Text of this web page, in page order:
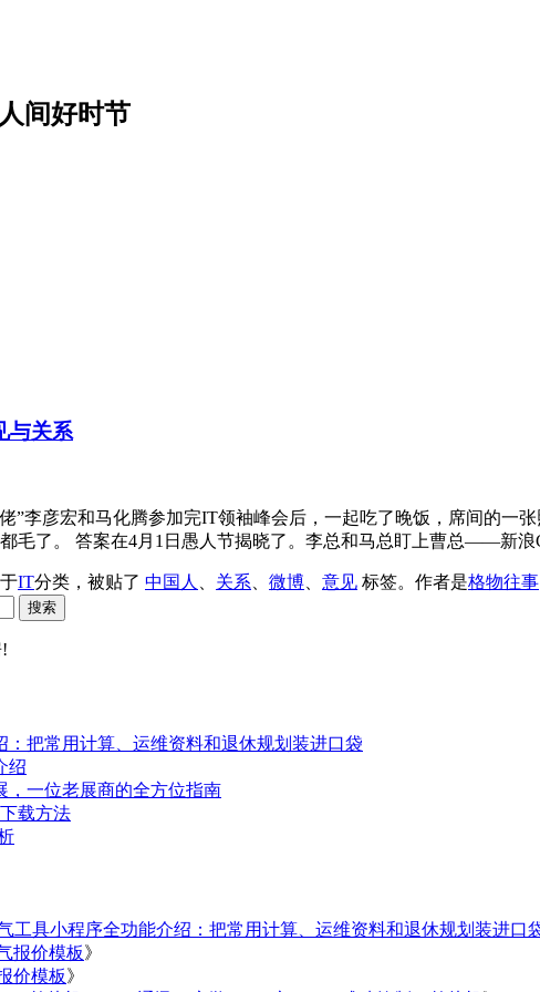
间好时节
与关系
”李彦宏和马化腾参加完IT领袖峰会后，一起吃了晚饭，席间的
毛了。 答案在4月1日愚人节揭晓了。李总和马总盯上曹总——
IT分类，被贴了 中国人 关系 微博 意见 标签。 作者是格物往事
：把常用计算、运维资料和退休规划装进口袋
绍
，一位老展商的全方位指南
载方法
工具小程序全功能介绍：把常用计算、运维资料和退休规划装进口
报价模板》
价模板》